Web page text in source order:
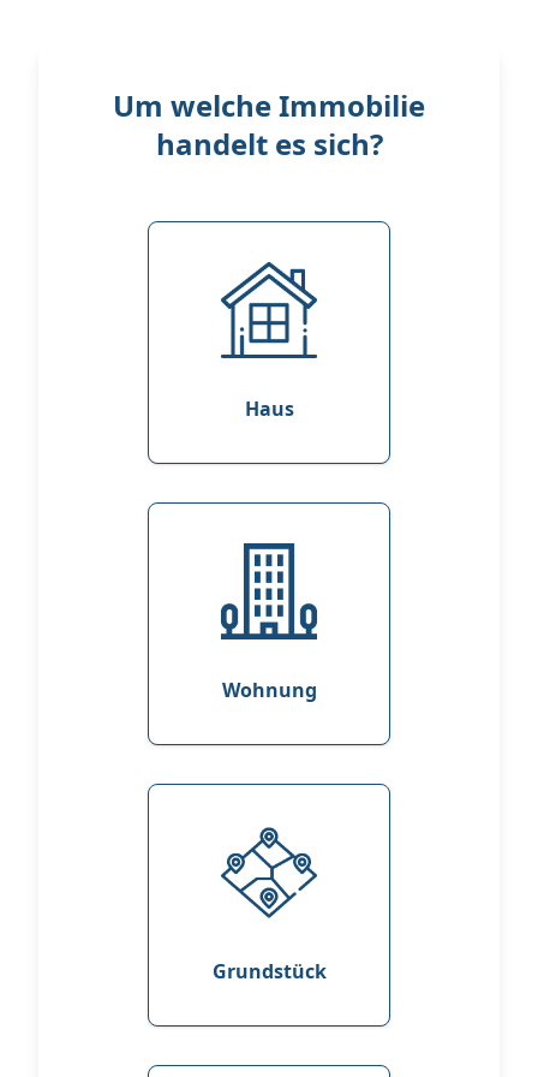
Um welche Immobilie
handelt es sich?
Haus
Wohnung
Grundstück